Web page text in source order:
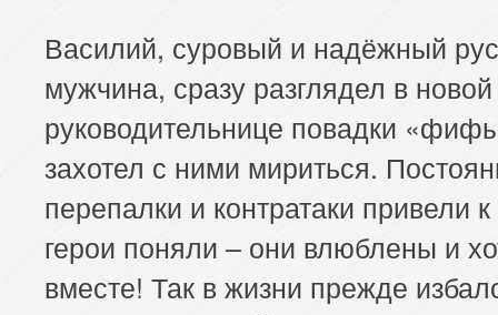
Василий, суровый и надёжный
мужчина, сразу разглядел в новой
руководительнице повадки
захотел с ними мириться.
перепалки и контратаки привели
герои поняли – они влюблены и
вместе! Так в жизни прежде